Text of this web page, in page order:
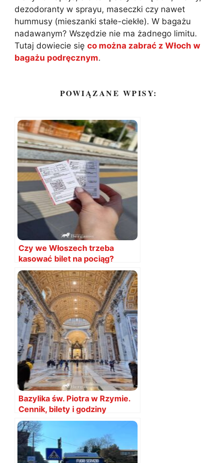
dezodoranty w sprayu, maseczki czy nawet
hummusy (mieszanki stałe-ciekłe). W bagażu
nadawanym? Wszędzie nie ma żadnego limitu.
Tutaj dowiecie się co można zabrać z Włoch w
bagażu podręcznym.
POWIĄZANE WPISY:
Czy we Włoszech trzeba
kasować bilet na pociąg?
Wielka zmiana!
Bazylika św. Piotra w Rzymie.
Cennik, bilety i godziny
zwiedzania